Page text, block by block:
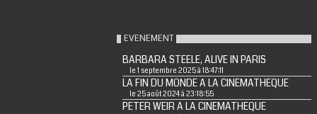
EVENEMENT
BARBARA STEELE, ALIVE IN PARIS
le 1 septembre 2025 à 18:47:11
LA FIN DU MONDE A LA CINEMATHEQUE
le 25 août 2024 à 23:18:55
PETER WEIR A LA CINEMATHEQUE